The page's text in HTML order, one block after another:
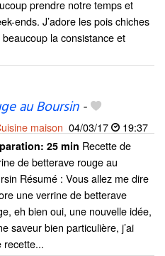
prendre notre temps et
ends. J’adore les pois chiches
la consistance et
au Boursin-
maison 04/03/17 19:37
25 min Recette de
de betterave rouge au
Résumé : Vous allez me dire
une verrine de betterave
eh bien oui, une nouvelle idée,
saveur bien particulière, j’ai
recette...